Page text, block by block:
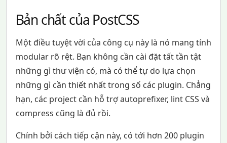
Bản chất của PostCSS
Một điều tuyệt vời của công cụ này là nó mang tính
modular rõ rệt. Bạn không cần cài đặt tất tần tật
những gì thư viện có, mà có thể tự do lựa chọn
những gì cần thiết nhất trong số các plugin. Chẳng
hạn, các project cần hỗ trợ autoprefixer, lint CSS và
compress cũng là đủ rồi.
Chính bởi cách tiếp cận này, có tới hơn 200 plugin